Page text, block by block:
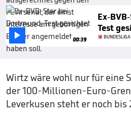
 00:39
Ex-
Test
Wirtz wäre wohl nur für eine
der 100-Millionen-Euro-
Leverkusen steht er noch bis